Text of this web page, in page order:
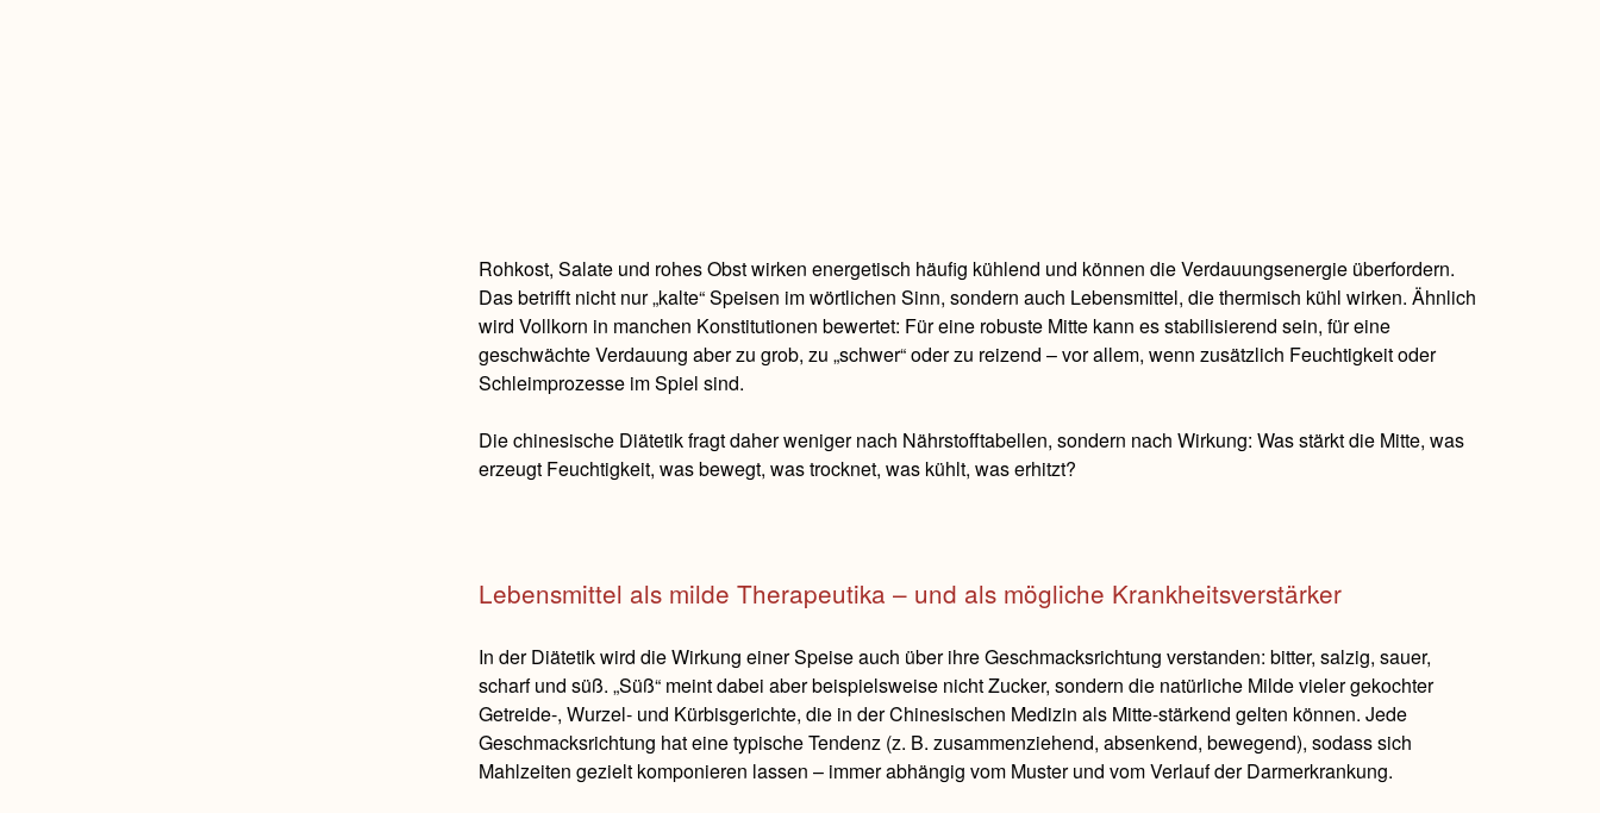
Rohkost, Salate und rohes Obst wirken energetisch häufig kühlend und können die Verdauungsenergie überfordern.
Das betrifft nicht nur „kalte“ Speisen im wörtlichen Sinn, sondern auch Lebensmittel, die thermisch kühl wirken. Ähnlich
wird Vollkorn in manchen Konstitutionen bewertet: Für eine robuste Mitte kann es stabilisierend sein, für eine
geschwächte Verdauung aber zu grob, zu „schwer“ oder zu reizend – vor allem, wenn zusätzlich Feuchtigkeit oder
Schleimprozesse im Spiel sind.
Die chinesische Diätetik fragt daher weniger nach Nährstofftabellen, sondern nach Wirkung: Was stärkt die Mitte, was
erzeugt Feuchtigkeit, was bewegt, was trocknet, was kühlt, was erhitzt?
Lebensmittel als milde Therapeutika – und als mögliche Krankheitsverstärker
In der Diätetik wird die Wirkung einer Speise auch über ihre Geschmacksrichtung verstanden: bitter, salzig, sauer,
scharf und süß. „Süß“ meint dabei aber beispielsweise nicht Zucker, sondern die natürliche Milde vieler gekochter
Getreide-, Wurzel- und Kürbisgerichte, die in der Chinesischen Medizin als Mitte-stärkend gelten können. Jede
Geschmacksrichtung hat eine typische Tendenz (z. B. zusammenziehend, absenkend, bewegend), sodass sich
Mahlzeiten gezielt komponieren lassen – immer abhängig vom Muster und vom Verlauf der Darmerkrankung.